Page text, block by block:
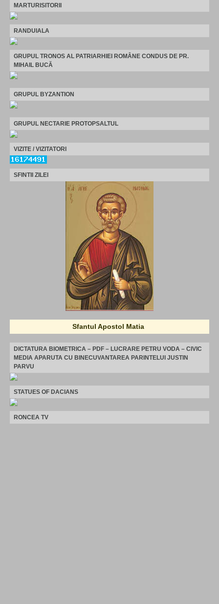
MARTURISITORII
RANDUIALA
GRUPUL TRONOS AL PATRIARHIEI ROMÂNE CONDUS DE PR.
MIHAIL BUCĂ
GRUPUL BYZANTION
GRUPUL NECTARIE PROTOPSALTUL
VIZITE / VIZITATORI
SFINTII ZILEI
Sfantul Apostol Matia
DICTATURA BIOMETRICA – PDF – LUCRARE PETRU VODA – CIVIC
MEDIA APARUTA CU BINECUVANTAREA PARINTELUI JUSTIN
PARVU
STATUES OF DACIANS
RONCEA TV